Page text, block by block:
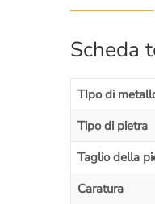
Scheda
TIpo di
Tipo di pietra
Taglio della
Caratura